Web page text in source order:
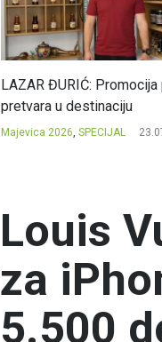
LAZAR ĐURIĆ: Promocija
pretvara u destinaciju
Majevica 2026, SPECIJAL
Louis
za
5.500